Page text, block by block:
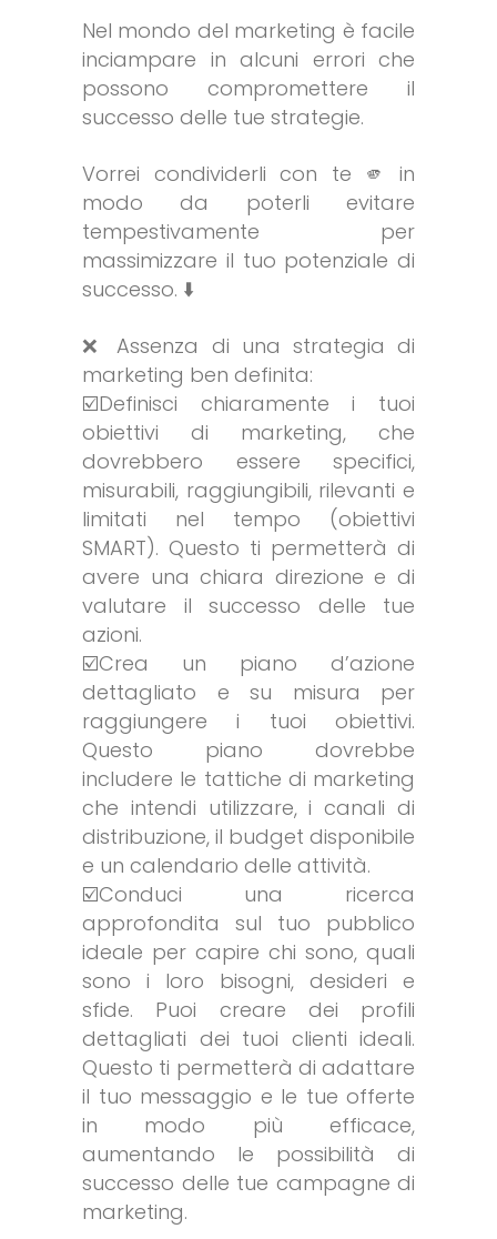
Nel mondo del marketing è facile
inciampare in alcuni errori che
possono compromettere il
successo delle tue strategie.
Vorrei condividerli con te 🫵 in
modo da poterli evitare
tempestivamente per
massimizzare il tuo potenziale di
successo. ⬇️
❌ Assenza di una strategia di
marketing ben definita:
☑️Definisci chiaramente i tuoi
obiettivi di marketing, che
dovrebbero essere specifici,
misurabili, raggiungibili, rilevanti e
limitati nel tempo (obiettivi
SMART). Questo ti permetterà di
avere una chiara direzione e di
valutare il successo delle tue
azioni.
☑️Crea un piano d’azione
dettagliato e su misura per
raggiungere i tuoi obiettivi.
Questo piano dovrebbe
includere le tattiche di marketing
che intendi utilizzare, i canali di
distribuzione, il budget disponibile
e un calendario delle attività.
☑️Conduci una ricerca
approfondita sul tuo pubblico
ideale per capire chi sono, quali
sono i loro bisogni, desideri e
sfide. Puoi creare dei profili
dettagliati dei tuoi clienti ideali.
Questo ti permetterà di adattare
il tuo messaggio e le tue offerte
in modo più efficace,
aumentando le possibilità di
successo delle tue campagne di
marketing.